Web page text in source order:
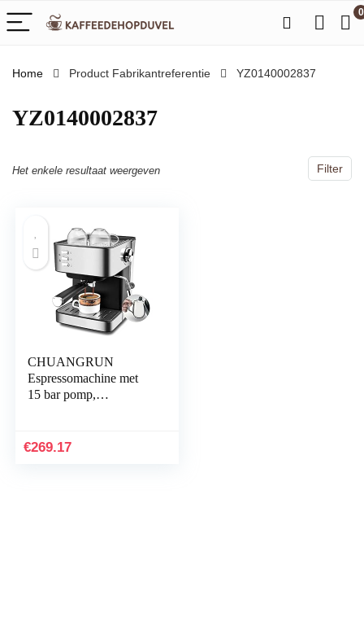
0
Home Product Fabrikantreferentie ‎YZ0140002837
‎YZ0140002837
Filter
Het enkele resultaat weergeven
CHUANGRUN
Espressomachine met
15 bar pomp,
stoomstaaf, handmatige
€269.17